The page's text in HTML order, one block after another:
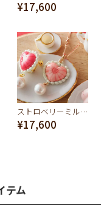
¥17,600
ストロベリーミルクババロア ネックレス
¥17,600
テム